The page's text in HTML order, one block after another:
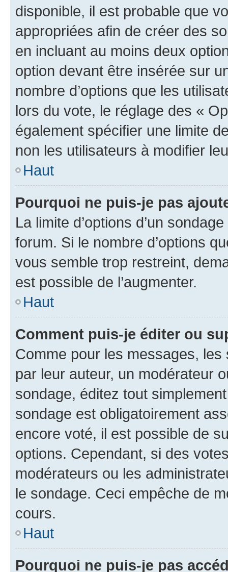
disponible, il est probable que
appropriées afin de créer des
en incluant au moins deux
option devant être insérée sur
nombre d’options que les
lors du vote, le réglage des «
également spécifier une limite
non les utilisateurs à modifier
Haut
Pourquoi ne puis-je pas
La limite d’options d’un
forum. Si le nombre d’options
vous semble trop restreint,
est possible de l’augmenter.
Haut
Comment puis-je éditer ou
Comme pour les messages,
par leur auteur, un modérateur
sondage, éditez tout
sondage est obligatoirement
encore voté, il est possible de
options. Cependant, si des
modérateurs ou les
le sondage. Ceci empêche de
cours.
Haut
Pourquoi ne puis-je pas